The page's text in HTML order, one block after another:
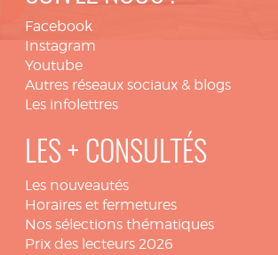
Facebook
Instagram
Youtube
Autres réseaux sociaux & blogs
Les infolettres
LES + CONSULTÉS
Les nouveautés
Horaires et fermetures
Nos sélections thématiques
Prix des lecteurs 2026